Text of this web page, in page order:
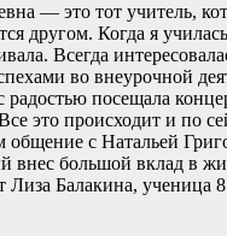
— это тот учитель,
другом. Когда я
Всегда
во внеурочной
радостью посещала
это происходит и по
общение с Натальей
внес большой вклад в
Лиза Балакина, ученица 8